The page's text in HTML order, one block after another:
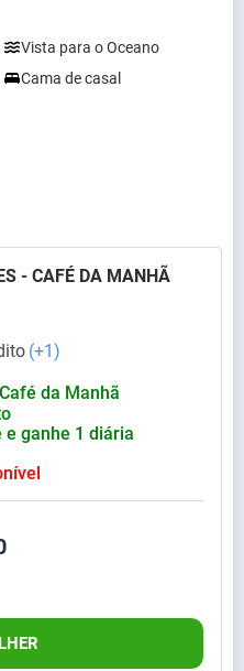
Vista para o Oceano
Cama de casal
- CAFÉ DA MANHÃ
(+1)
Café da Manhã
ganhe 1 diária